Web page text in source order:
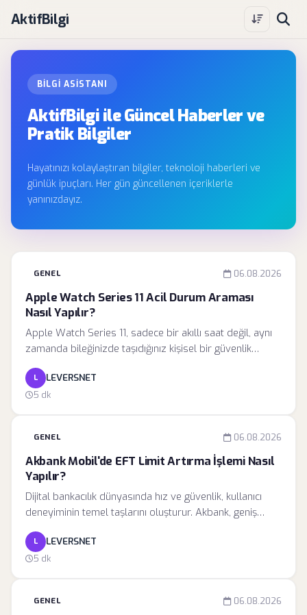
AktifBilgi
BILGI ASISTANI
AktifBilgi ile Güncel Haberler ve
Pratik Bilgiler
Hayatınızı kolaylaştıran bilgiler, teknoloji haberleri ve
günlük ipuçları. Her gün güncellenen içeriklerle
yanınızdayız.
GENEL 06.08.2026
Apple Watch Series 11 Acil Durum Araması
Nasıl Yapılır?
Apple Watch Series 11, sadece bir akıllı saat değil, aynı
zamanda bileğinizde taşıdığınız kişisel bir güvenlik
asistanıdır. Apple, yeni nesil donanımıyla acil durum
müdahale süreçlerini daha erişilebilir, hızlı ve güvenilir
hale getirdi. Şirketin resmi teknik dokümanlarında
sağlayan çok katmanlı bir güvenlik protokolüne sahiptir.
L
LEVERSNET
5 dk
GENEL 06.08.2026
Akbank Mobil'de EFT Limit Artırma İşlemi Nasıl
Yapılır?
Dijital bankacılık dünyasında hız ve güvenlik, kullanıcı
deneyiminin temel taşlarını oluşturur. Akbank, geniş
müşteri kitlesinin günlük finansal ihtiyaçlarını karşılamak
amacıyla geliştirdiği Akbank Mobil uygulaması
üzerinden, para transferi limitlerini yönetme imkanı
yüksek tutarlı ödemeler yapmanız gereken durumlarda
L
LEVERSNET
5 dk
GENEL 06.08.2026